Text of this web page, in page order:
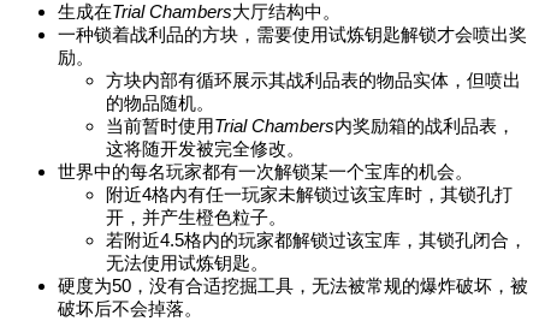
生成在Trial Chambers大厅结构中。
一种锁着战利品的方块，需要使用试炼钥匙解锁才会喷出奖
励。
方块内部有循环展示其战利品表的物品实体，但喷出
的物品随机。
当前暂时使用Trial Chambers内奖励箱的战利品表，
这将随开发被完全修改。
世界中的每名玩家都有一次解锁某一个宝库的机会。
附近4格内有任一玩家未解锁过该宝库时，其锁孔打
开，并产生橙色粒子。
若附近4.5格内的玩家都解锁过该宝库，其锁孔闭合，
无法使用试炼钥匙。
硬度为50，没有合适挖掘工具，无法被常规的爆炸破坏，被
破坏后不会掉落。